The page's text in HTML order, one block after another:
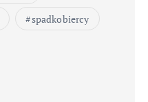
spadkobiercy